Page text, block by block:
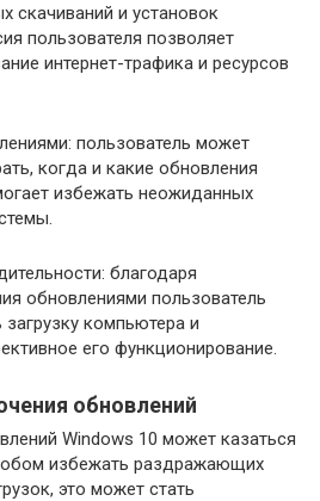
скачиваний и установок
пользователя позволяет
интернет-трафика и ресурсов
пользователь может
когда и какие обновления
избежать неожиданных
благодаря
обновлениями пользователь
компьютера и
его функционирование.
обновлений
Windows 10 может казаться
избежать раздражающих
это может стать